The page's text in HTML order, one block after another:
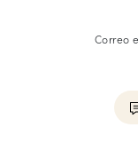
Correo